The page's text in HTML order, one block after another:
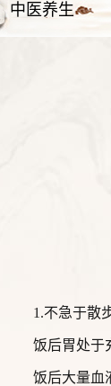
中医养生
1.不急于散
饭后胃处于
饭后大量血